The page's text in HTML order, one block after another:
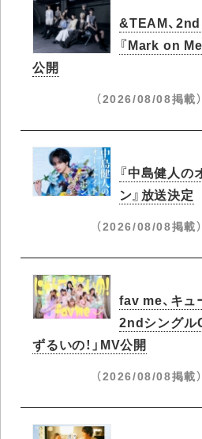
&TEAM、
『Mark on
公開
（2026/08/08掲載）
『中島健人
ン』放送決定
（2026/08/08掲載）
fav me、キ
2ndシングル
ずるいの！」MV公開
（2026/08/08掲載）